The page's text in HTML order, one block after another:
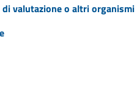
valutazione o altri